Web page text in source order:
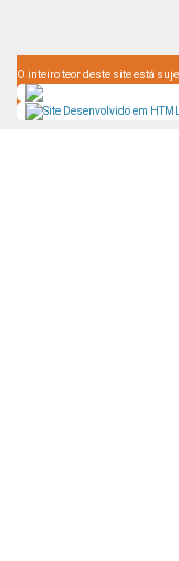
O inteiro teor deste site está